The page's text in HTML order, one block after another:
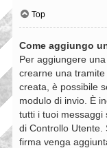
Top
Come aggiungo
Per aggiungere
crearne una
creata, è possibile
modulo di invio. È
tutti i tuoi messaggi
di Controllo Utente.
firma venga